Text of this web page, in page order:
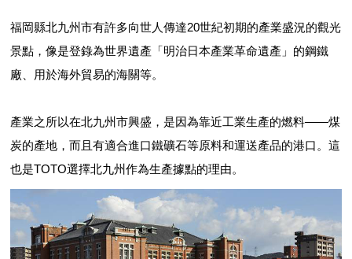
福岡縣北九州市有許多向世人傳達20世紀初期的產業盛況的觀光
景點，像是登錄為世界遺產「明治日本產業革命遺產」的鋼鐵
廠、用於海外貿易的海關等。
產業之所以在北九州市興盛，是因為靠近工業生產的燃料——煤
炭的產地，而且有適合進口鐵礦石等原料和運送產品的港口。這
也是TOTO選擇北九州作為生產據點的理由。